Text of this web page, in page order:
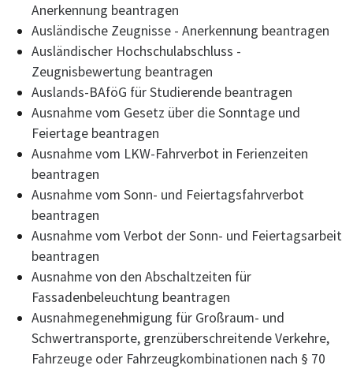
Anerkennung beantragen
Ausländische Zeugnisse - Anerkennung beantragen
Ausländischer Hochschulabschluss -
Zeugnisbewertung beantragen
Auslands-BAföG für Studierende beantragen
Ausnahme vom Gesetz über die Sonntage und
Feiertage beantragen
Ausnahme vom LKW-Fahrverbot in Ferienzeiten
beantragen
Ausnahme vom Sonn- und Feiertagsfahrverbot
beantragen
Ausnahme vom Verbot der Sonn- und Feiertagsarbeit
beantragen
Ausnahme von den Abschaltzeiten für
Fassadenbeleuchtung beantragen
Ausnahmegenehmigung für Großraum- und
Schwertransporte, grenzüberschreitende Verkehre,
Fahrzeuge oder Fahrzeugkombinationen nach § 70